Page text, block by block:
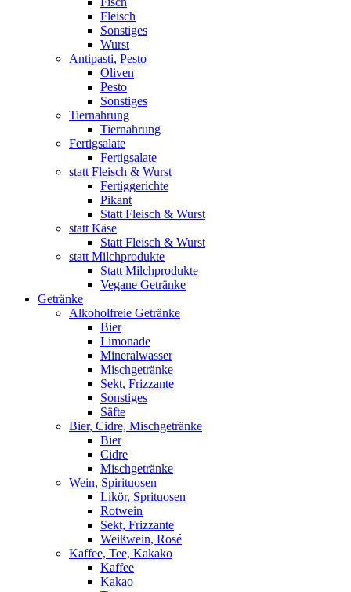
Fleisch
Sonstiges
Wurst
Antipasti, Pesto
Oliven
Pesto
Sonstiges
Tiernahrung
Tiernahrung
Fertigsalate
Fertigsalate
statt Fleisch & Wurst
Fertiggerichte
Pikant
Statt Fleisch & Wurst
statt Käse
Statt Fleisch & Wurst
statt Milchprodukte
Statt Milchprodukte
Vegane Getränke
Getränke
Alkoholfreie Getränke
Bier
Limonade
Mineralwasser
Mischgetränke
Sekt, Frizzante
Sonstiges
Säfte
Bier, Cidre, Mischgetränke
Bier
Cidre
Mischgetränke
Wein, Spirituosen
Likör, Sprituosen
Rotwein
Sekt, Frizzante
Weißwein, Rosé
Kaffee, Tee, Kakako
Kaffee
Kakao